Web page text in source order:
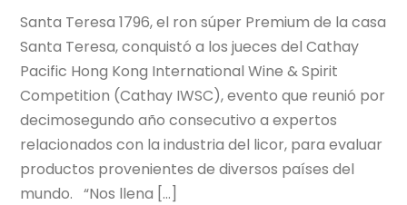
Santa Teresa 1796, el ron súper Premium de la casa
Santa Teresa, conquistó a los jueces del Cathay
Pacific Hong Kong International Wine & Spirit
Competition (Cathay IWSC), evento que reunió por
decimosegundo año consecutivo a expertos
relacionados con la industria del licor, para evaluar
productos provenientes de diversos países del
mundo. “Nos llena […]